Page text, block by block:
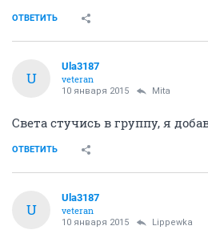
ОТВЕТИТЬ
U
Ula3187
veteran
10 января 2015 Mita
Света стучись в группу, я
ОТВЕТИТЬ
U
Ula3187
veteran
10 января 2015 Lippewka